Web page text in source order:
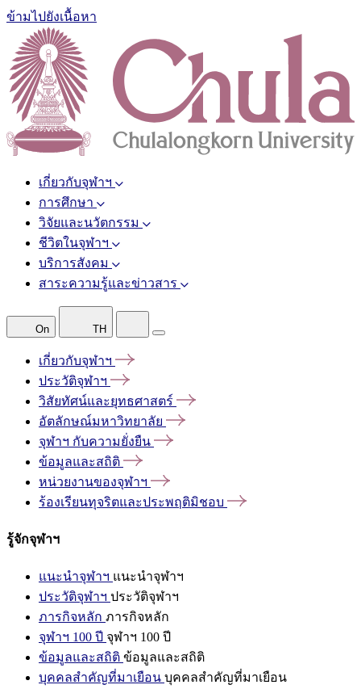
ข้ามไปยังเนื้อหา
เกี่ยวกับจุฬาฯ
การศึกษา
วิจัยและนวัตกรรม
ชีวิตในจุฬาฯ
บริการสังคม
สาระความรู้และข่าวสาร
On TH
เกี่ยวกับจุฬาฯ
ประวัติจุฬาฯ
วิสัยทัศน์และยุทธศาสตร์
อัตลักษณ์มหาวิทยาลัย
จุฬาฯ กับความยั่งยืน
ข้อมูลและสถิติ
หน่วยงานของจุฬาฯ
ร้องเรียนทุจริตและประพฤติมิชอบ
รู้จักจุฬาฯ
แนะนำจุฬาฯ แนะนำจุฬาฯ
ประวัติจุฬาฯ ประวัติจุฬาฯ
ภารกิจหลัก ภารกิจหลัก
จุฬาฯ 100 ปี จุฬาฯ 100 ปี
ข้อมูลและสถิติ ข้อมูลและสถิติ
บุคคลสำคัญที่มาเยือน บุคคลสำคัญที่มาเยือน